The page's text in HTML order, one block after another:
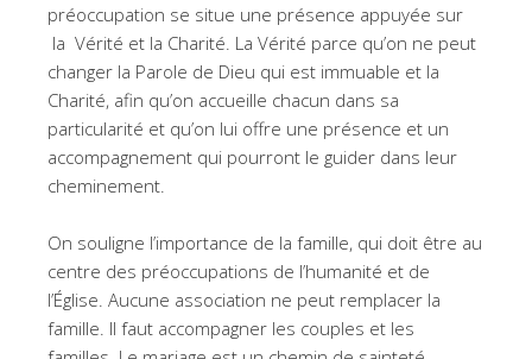
préoccupation se situe une présence appuyée sur
la Vérité et la Charité. La Vérité parce qu’on ne peut
changer la Parole de Dieu qui est immuable et la
Charité, afin qu’on accueille chacun dans sa
particularité et qu’on lui offre une présence et un
accompagnement qui pourront le guider dans leur
cheminement.
On souligne l’importance de la famille, qui doit être au
centre des préoccupations de l’humanité et de
l’Église. Aucune association ne peut remplacer la
famille. Il faut accompagner les couples et les